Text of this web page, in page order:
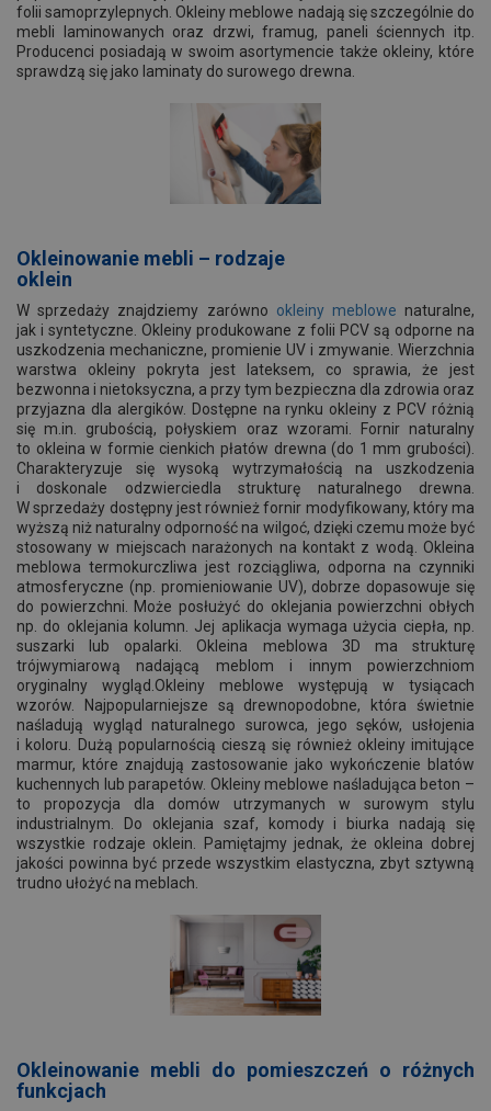
folii samoprzylepnych. Okleiny meblowe nadają się szczególnie do
mebli laminowanych oraz drzwi, framug, paneli ściennych itp.
Producenci posiadają w swoim asortymencie także okleiny, które
sprawdzą się jako laminaty do surowego drewna.
Okleinowanie mebli – rodzaje
oklein
W sprzedaży znajdziemy zarówno okleiny meblowe naturalne,
jak i syntetyczne. Okleiny produkowane z folii PCV są odporne na
uszkodzenia mechaniczne, promienie UV i zmywanie. Wierzchnia
warstwa okleiny pokryta jest lateksem, co sprawia, że jest
bezwonna i nietoksyczna, a przy tym bezpieczna dla zdrowia oraz
przyjazna dla alergików. Dostępne na rynku okleiny z PCV różnią
się m.in. grubością, połyskiem oraz wzorami. Fornir naturalny
to okleina w formie cienkich płatów drewna (do 1 mm grubości).
Charakteryzuje się wysoką wytrzymałością na uszkodzenia
i doskonale odzwierciedla strukturę naturalnego drewna.
W sprzedaży dostępny jest również fornir modyfikowany, który ma
wyższą niż naturalny odporność na wilgoć, dzięki czemu może być
stosowany w miejscach narażonych na kontakt z wodą. Okleina
meblowa termokurczliwa jest rozciągliwa, odporna na czynniki
atmosferyczne (np. promieniowanie UV), dobrze dopasowuje się
do powierzchni. Może posłużyć do oklejania powierzchni obłych
np. do oklejania kolumn. Jej aplikacja wymaga użycia ciepła, np.
suszarki lub opalarki. Okleina meblowa 3D ma strukturę
trójwymiarową nadającą meblom i innym powierzchniom
oryginalny wygląd.Okleiny meblowe występują w tysiącach
wzorów. Najpopularniejsze są drewnopodobne, która świetnie
naśladują wygląd naturalnego surowca, jego sęków, usłojenia
i koloru. Dużą popularnością cieszą się również okleiny imitujące
marmur, które znajdują zastosowanie jako wykończenie blatów
kuchennych lub parapetów. Okleiny meblowe naśladująca beton –
to propozycja dla domów utrzymanych w surowym stylu
industrialnym. Do oklejania szaf, komody i biurka nadają się
wszystkie rodzaje oklein. Pamiętajmy jednak, że okleina dobrej
jakości powinna być przede wszystkim elastyczna, zbyt sztywną
trudno ułożyć na meblach.
Okleinowanie mebli do pomieszczeń o różnych